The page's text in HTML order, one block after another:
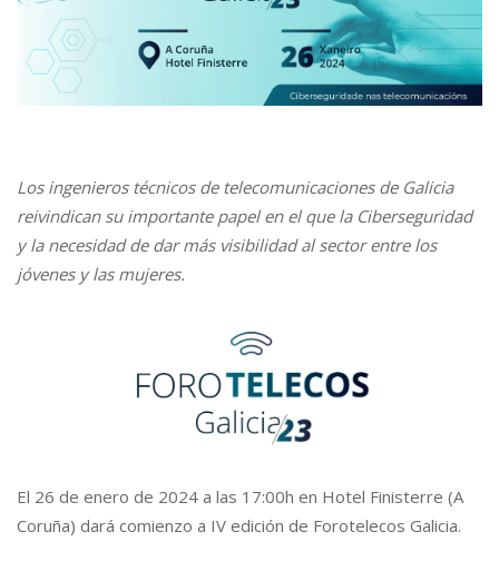
Los ingenieros técnicos de telecomunicaciones de Galicia
reivindican su importante papel en el que la Ciberseguridad
y la necesidad de dar más visibilidad al sector entre los
jóvenes y las mujeres.
El 26 de enero de 2024 a las 17:00h en Hotel Finisterre (A
Coruña) dará comienzo a IV edición de Forotelecos Galicia.